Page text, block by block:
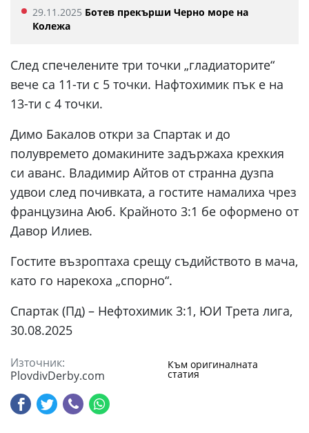
29.11.2025 Ботев прекърши Черно море на
Колежа
След спечелените три точки „гладиаторите“
вече са 11-ти с 5 точки. Нафтохимик пък е на
13-ти с 4 точки.
Димо Бакалов откри за Спартак и до
полувремето домакините задържаха крехкия
си аванс. Владимир Айтов от странна дузпа
удвои след почивката, а гостите намалиха чрез
французина Аюб. Крайното 3:1 бе оформено от
Давор Илиев.
Гостите възроптаха срещу съдийството в мача,
като го нарекоха „спорно“.
Спартак (Пд) – Нефтохимик 3:1, ЮИ Трета лига,
30.08.2025
Източник:
PlovdivDerby.com
Към оригиналната
статия